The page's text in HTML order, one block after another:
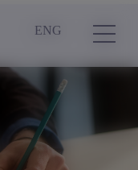
ENG